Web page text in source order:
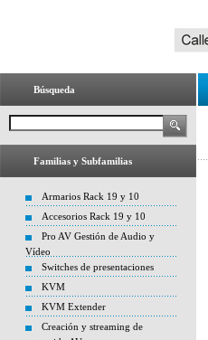
Búsqueda
Familias y Subfamilias
Armarios Rack 19 y 10
Accesorios Rack 19 y 10
Pro AV Gestión de Audio y
Vídeo
Switches de presentaciones
KVM
KVM Extender
Creación y streaming de